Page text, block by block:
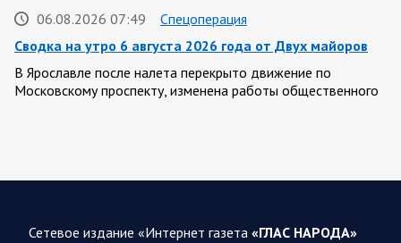
06.08.2026 07:49
Спецоперация
Сводка на утро 6 августа 2026 года от Двух майоров
В Ярославле после налета перекрыто движение по
Московскому проспекту, изменена работы общественного
5 августа группировка войск «Север» продолжила создание
Сетевое издание «Интернет газета «ГЛАС НАРОДА»